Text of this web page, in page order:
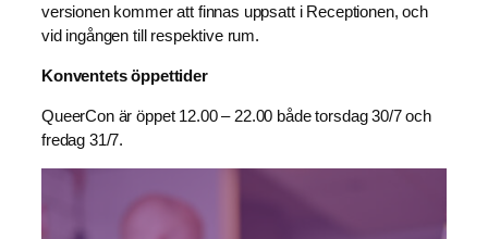
versionen kommer att finnas uppsatt i Receptionen, och
vid ingången till respektive rum.
Konventets öppettider
QueerCon är öppet 12.00 – 22.00 både torsdag 30/7 och
fredag 31/7.